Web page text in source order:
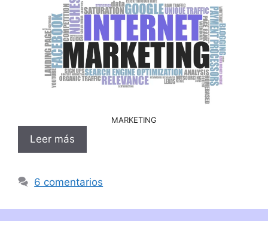
MARKETING
Leer más
6 comentarios